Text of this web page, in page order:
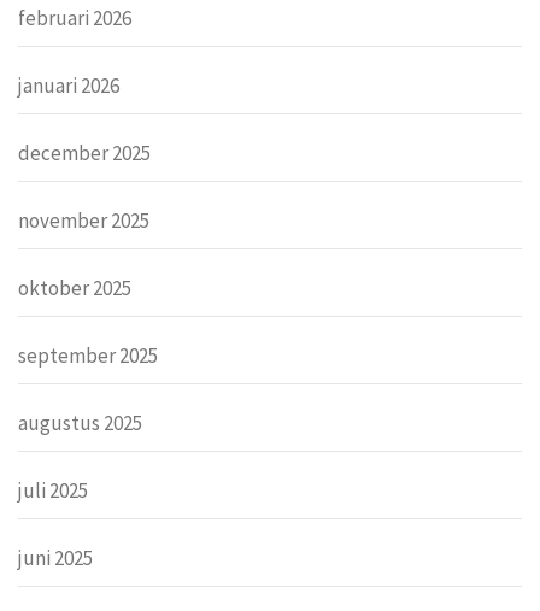
februari 2026
januari 2026
december 2025
november 2025
oktober 2025
september 2025
augustus 2025
juli 2025
juni 2025